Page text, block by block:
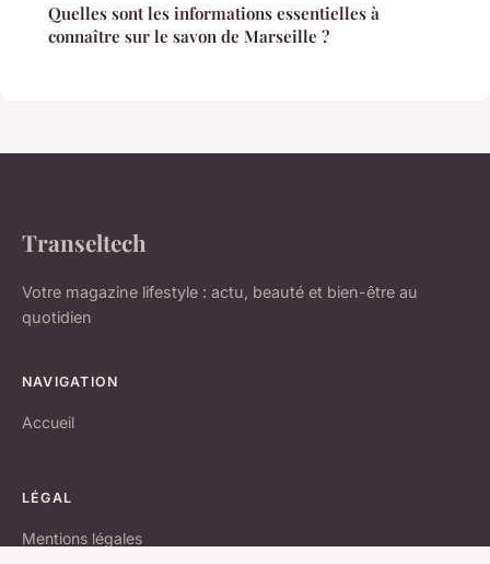
Quelles sont les informations essentielles à
connaître sur le savon de Marseille ?
Transeltech
Votre magazine lifestyle : actu, beauté et bien-être au
quotidien
NAVIGATION
Accueil
LÉGAL
Mentions légales